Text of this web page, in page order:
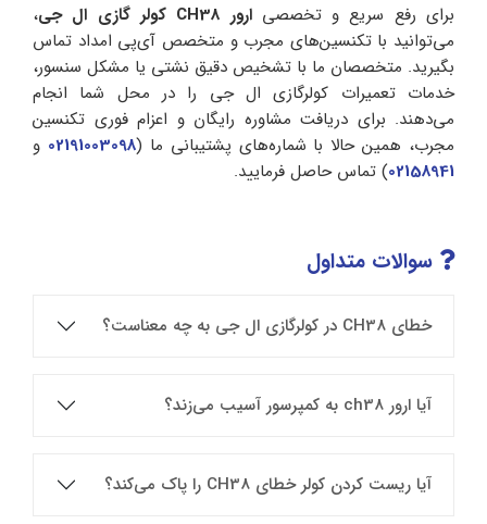
برای رفع سریع و تخصصی ارور CH38 کولر گازی ال جی
،
می‌توانید با تکنسین‌های مجرب و متخصص آی‌پی امداد تماس
بگیرید. متخصصان ما با تشخیص دقیق نشتی یا مشکل سنسور،
خدمات تعمیرات کولرگازی ال جی را در محل شما انجام
می‌دهند. برای دریافت مشاوره رایگان و اعزام فوری تکنسین
مجرب، همین حالا با شماره‌های پشتیبانی ما (02191003098 و
02158941) تماس حاصل فرمایید.
سوالات متداول
خطای CH38 در کولرگازی ال‌ جی به چه معناست؟
آیا ارور ch38 به کمپرسور آسیب می‌زند؟
آیا ریست کردن کولر خطای CH38 را پاک می‌کند؟